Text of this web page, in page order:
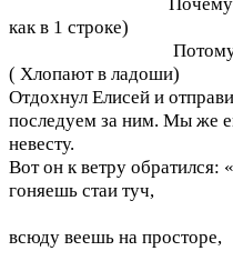
как в 1 строке)
Потому
( Хлопают в ладоши)
Отдохнул Елисей и
последуем за ним. Мы же
невесту.
Вот он к ветру обратился:
гоняешь стаи туч,
Ты
всюду веешь на просторе,